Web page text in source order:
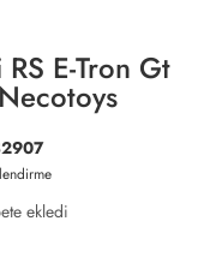
E-Tron Gt
ekledi